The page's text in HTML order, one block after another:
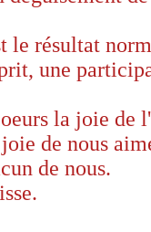
le résultat
une
la joie de
de nous
de nous.